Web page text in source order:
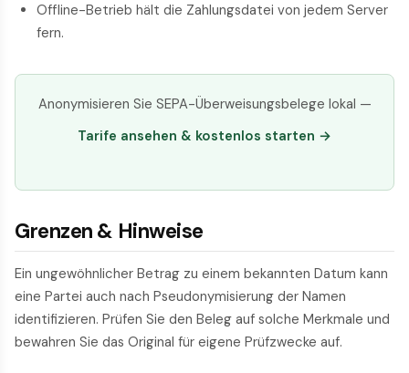
Offline-Betrieb hält die Zahlungsdatei von jedem Server
fern.
Anonymisieren Sie SEPA-Überweisungsbelege lokal —
Tarife ansehen & kostenlos starten →
Grenzen & Hinweise
Ein ungewöhnlicher Betrag zu einem bekannten Datum kann
eine Partei auch nach Pseudonymisierung der Namen
identifizieren. Prüfen Sie den Beleg auf solche Merkmale und
bewahren Sie das Original für eigene Prüfzwecke auf.